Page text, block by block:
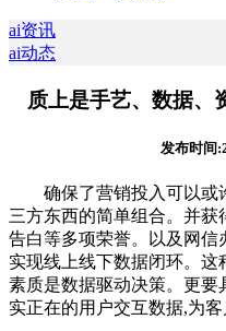
ai资讯
ai动态
质上是手艺、数据、
发布时间
确保了营销投入可以或
三方东西的简单组合。并
告白等多项荣誉。以及网信
实现线上线下数据闭环。
素质是数据驱动决策。更要
实正在的用户交互数据,为客